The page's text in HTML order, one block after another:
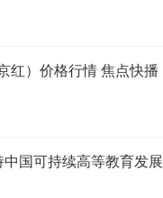
红）价格行情 焦点快播
国可持续高等教育发展